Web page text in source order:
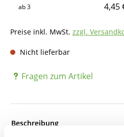
ab3 4,45
Preise inkl. MwSt. zzgl.
Nicht lieferbar
Fragen zum Artikel
Beschreibung